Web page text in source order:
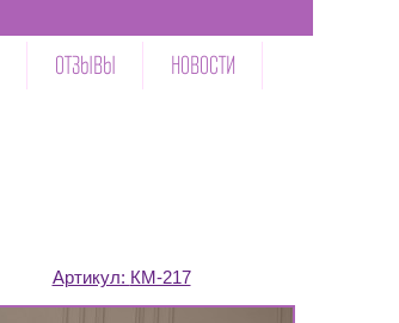
ОТЗЫВЫ НОВОСТИ
Артикул: КМ-217